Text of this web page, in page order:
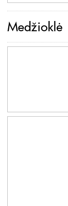
Medžioklė